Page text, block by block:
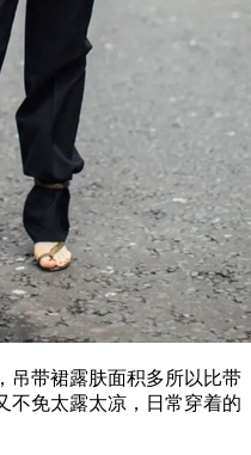
带裙露肤面积多所以比带
不免太露太凉，日常穿着的